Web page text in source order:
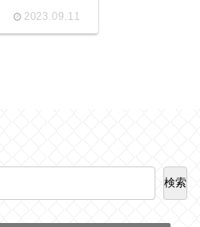
2023.09.11
検索